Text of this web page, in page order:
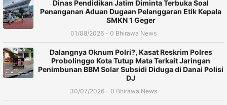
Dinas Pendidikan Jatim Diminta Terbuka Soal
Penanganan Aduan Dugaan Pelanggaran Etik Kepala
SMKN 1 Geger
01/08/2026 - 0 Bhirawa News
Dalangnya Oknum Polri?, Kasat Reskrim Polres
Probolinggo Kota Tutup Mata Terkait Jaringan
Penimbunan BBM Solar Subsidi Diduga di Danai Polisi
DJ
30/07/2026 - 0 Bhirawa News